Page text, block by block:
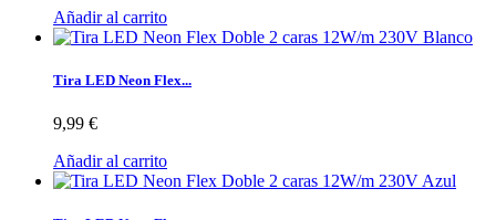
Añadir al carrito
Tira LED Neon Flex...
9,99 €
Añadir al carrito